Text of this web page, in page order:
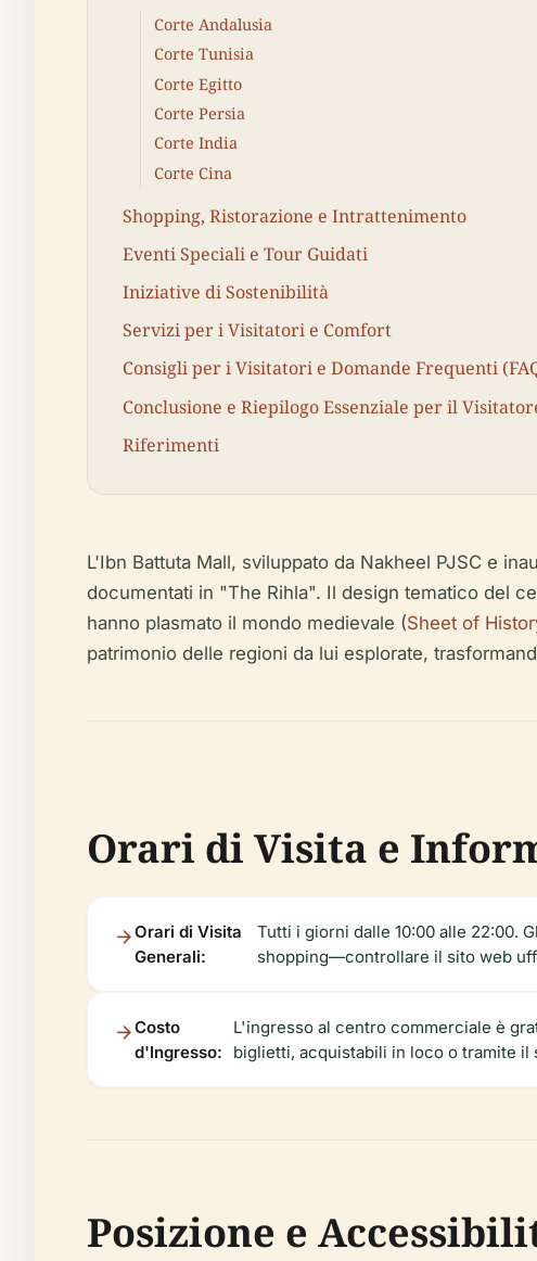
Corte Andalusia
Corte Tunisia
Corte Egitto
Corte Persia
Corte India
Corte Cina
Shopping, Ristorazione e Intrattenimento
Eventi Speciali e Tour Guidati
Iniziative di Sostenibilità
Servizi per i Visitatori e Comfort
Consigli per i Visitatori e Domande Frequenti
Conclusione e Riepilogo Essenziale per il
Riferimenti
L'Ibn Battuta Mall, sviluppato da Nakheel PJSC e
documentati in "The Rihla". Il design tematico del
hanno plasmato il mondo medievale (Sheet of
patrimonio delle regioni da lui esplorate,
Orari di Visita e
Orari di Visita
Generali:
Tutti i giorni dalle 10:00 alle 22:00.
shopping—controllare il sito web
Costo
d'Ingresso:
L'ingresso al centro commerciale è
biglietti, acquistabili in loco o tramite il
Posizione e